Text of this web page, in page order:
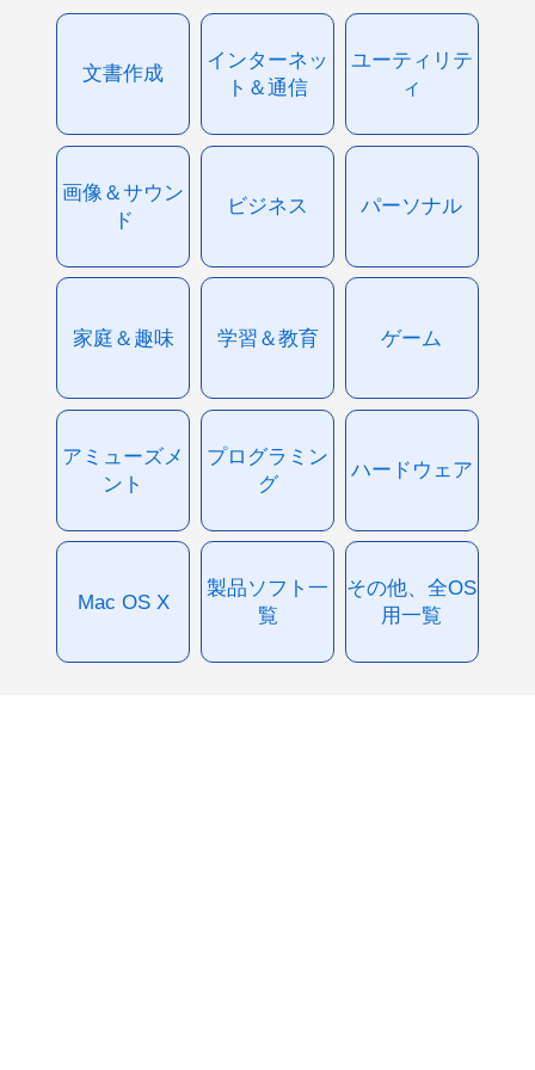
文書作成
インターネッ
ト＆通信
ユーティリテ
ィ
画像＆サウン
ド
ビジネス パーソナル
家庭＆趣味 学習＆教育 ゲーム
アミューズメ
ント
プログラミン
グ
ハードウェア
Mac OS X
製品ソフト一
覧
その他、全OS
用一覧